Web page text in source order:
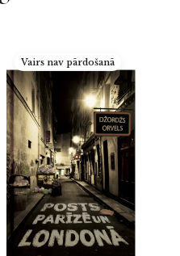
Vairs nav pārdošanā